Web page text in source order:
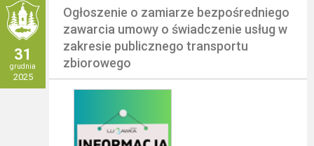
31
grudnia
2025
Ogłoszenie o zamiarze bezpośredniego
zawarcia umowy o świadczenie usług w
zakresie publicznego transportu
zbiorowego